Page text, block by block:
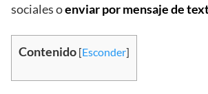
sociales oenviar por mensaje de
Contenido [Esconder]